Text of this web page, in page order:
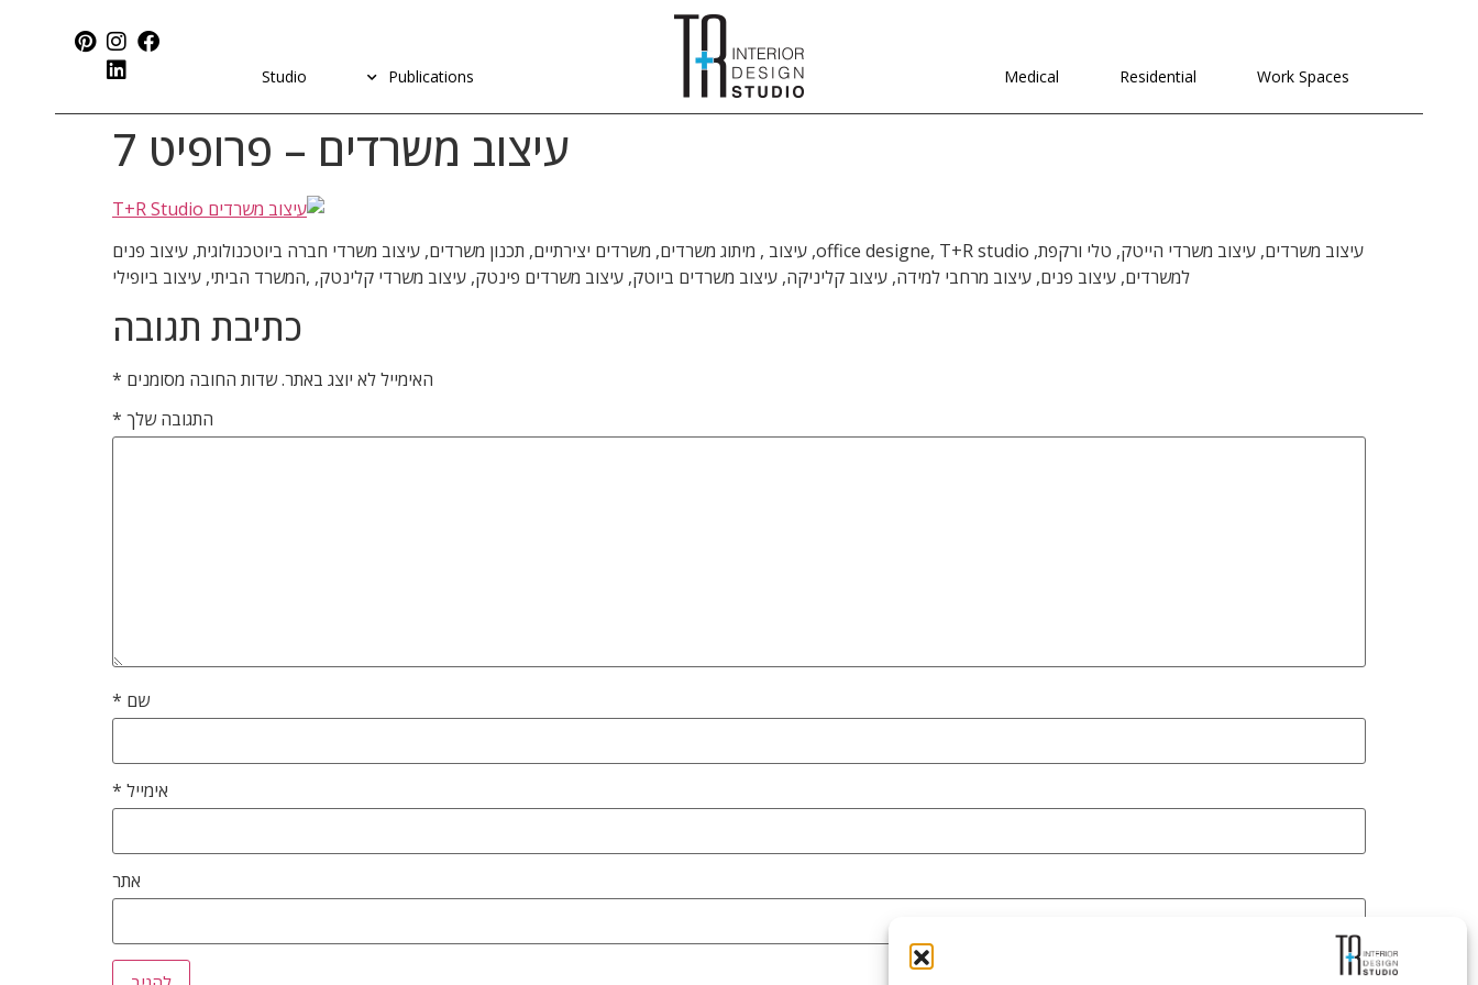
Work Spaces
Residential
Medical
Publications
Studio
עיצוב משרדים – פרופיט 7
עיצוב משרדים, עיצוב משרדי הייטק, טלי ורקפת, office designe, T+R studio, עיצוב , מיתוג משרדים, משרדים יצירתיים, תכנון משרדים, עיצוב משרדי חברה ביוטכנולוגית, עיצוב פנים
למשרדים, עיצוב פנים, עיצוב מרחבי למידה, עיצוב קליניקה, עיצוב משרדים ביוטק, עיצוב משרדים פינטק, עיצוב משרדי קלינטק, ,המשרד הביתי, עיצוב ביופילי
כתיבת תגובה
האימייל לא יוצג באתר.שדות החובה מסומנים *
התגובה שלך *
שם *
אימייל *
אתר